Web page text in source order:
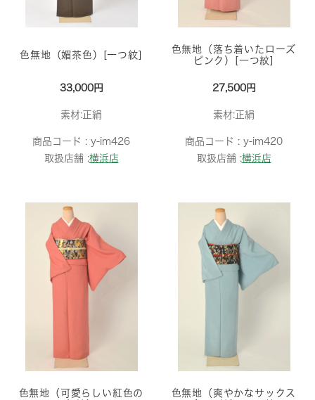
色無地（媚茶色）[一つ紋]
33,000円
素材:正絹
商品コード : y-im426
取扱店舗 :横浜店
色無地（落ち着いたローズ
ピンク）[一つ紋]
27,500円
素材:正絹
商品コード : y-im420
取扱店舗 :横浜店
色無地（可愛らしい紅色の
色無地（爽やかなサックス